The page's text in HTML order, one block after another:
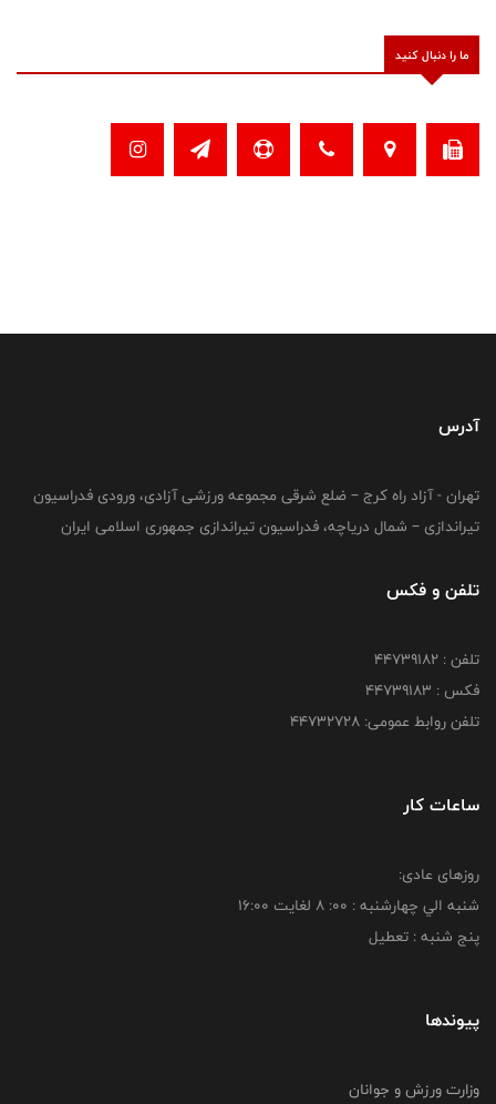
ما را دنبال کنید
آدرس
تهران - آزاد راه کرج – ضلع شرقی مجموعه ورزشی آزادی، ورودی فدراسیون
تیراندازی – شمال دریاچه، فدراسیون تیراندازی جمهوری اسلامی ایران
تلفن و فکس
تلفن : ۴۴۷۳۹۱۸۲
فکس : ۴۴۷۳۹۱۸3
تلفن روابط عمومی: ۴۴۷۳۲۷۲۸
ساعات کار
روزهای عادی:
شنبه الي چهارشنبه : 00: 8 لغايت 16:00
پنج شنبه : تعطیل
پیوندها
وزارت ورزش و جوانان